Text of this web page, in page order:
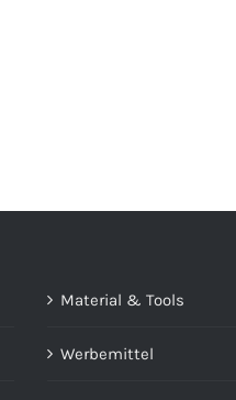
Material & Tools
Werbemittel